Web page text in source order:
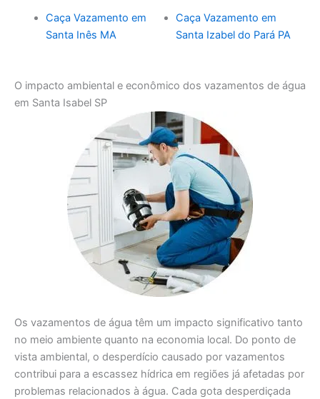
Caça Vazamento em
Santa Inês MA
Caça Vazamento em
Santa Izabel do Pará PA
O impacto ambiental e econômico dos vazamentos de água
em Santa Isabel SP
Os vazamentos de água têm um impacto significativo tanto
no meio ambiente quanto na economia local. Do ponto de
vista ambiental, o desperdício causado por vazamentos
contribui para a escassez hídrica em regiões já afetadas por
problemas relacionados à água. Cada gota desperdiçada